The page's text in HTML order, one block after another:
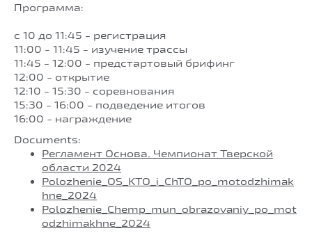
Программа:
с 10 до 11:45 - регистрация
11:00 - 11:45 - изучение трассы
11:45 - 12:00 - предстартовый брифинг
12:00 - открытие
12:10 - 15:30 - соревнования
15:30 - 16:00 - подведение итогов
16:00 - награждение
Documents:
Регламент Основа. Чемпионат Тверской
области 2024
Polozhenie_OS_KTO_i_ChTO_po_motodzhimak
hne_2024
Polozhenie_Chemp_mun_obrazovaniy_po_mot
odzhimakhne_2024